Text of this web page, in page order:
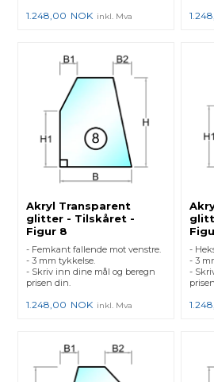
1.248,00 NOK inkl. Mva
Akryl Transparent
glitter - Tilskåret -
Figur 8
- Femkant fallende mot venstre.
- 3 mm tykkelse.
- Skriv inn dine mål og beregn
prisen din.
1.248,00 NOK inkl. Mva
-
- 3
-